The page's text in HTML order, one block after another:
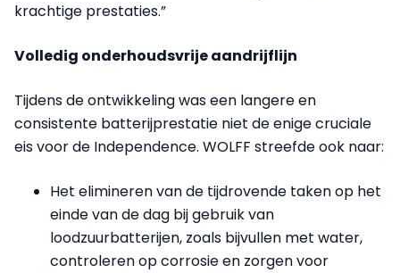
krachtige prestaties.”
Volledig onderhoudsvrije aandrijflijn
Tijdens de ontwikkeling was een langere en
consistente batterijprestatie niet de enige cruciale
eis voor de Independence. WOLFF streefde ook naar:
Het elimineren van de tijdrovende taken op het
einde van de dag bij gebruik van
loodzuurbatterijen, zoals bijvullen met water,
controleren op corrosie en zorgen voor